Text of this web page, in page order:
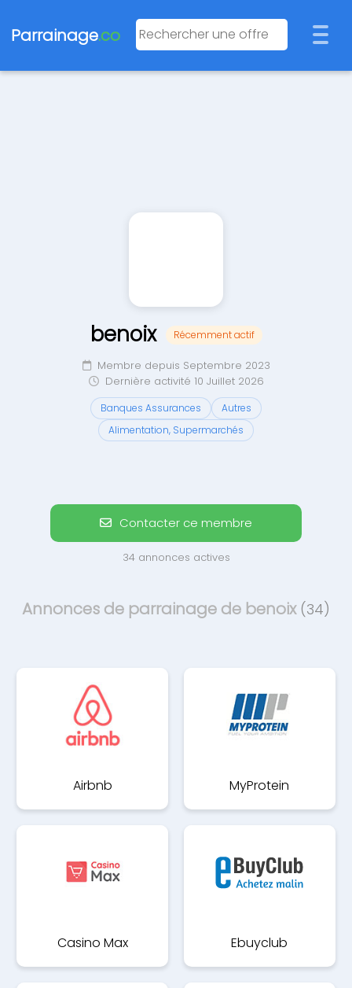
Parrainage.co
benoix Récemment actif
Membre depuis Septembre 2023
Dernière activité 10 Juillet 2026
Banques Assurances
Autres
Alimentation, Supermarchés
Contacter ce membre
34 annonces actives
Annonces de parrainage de benoix (34)
Airbnb MyProtein
Casino Max Ebuyclub